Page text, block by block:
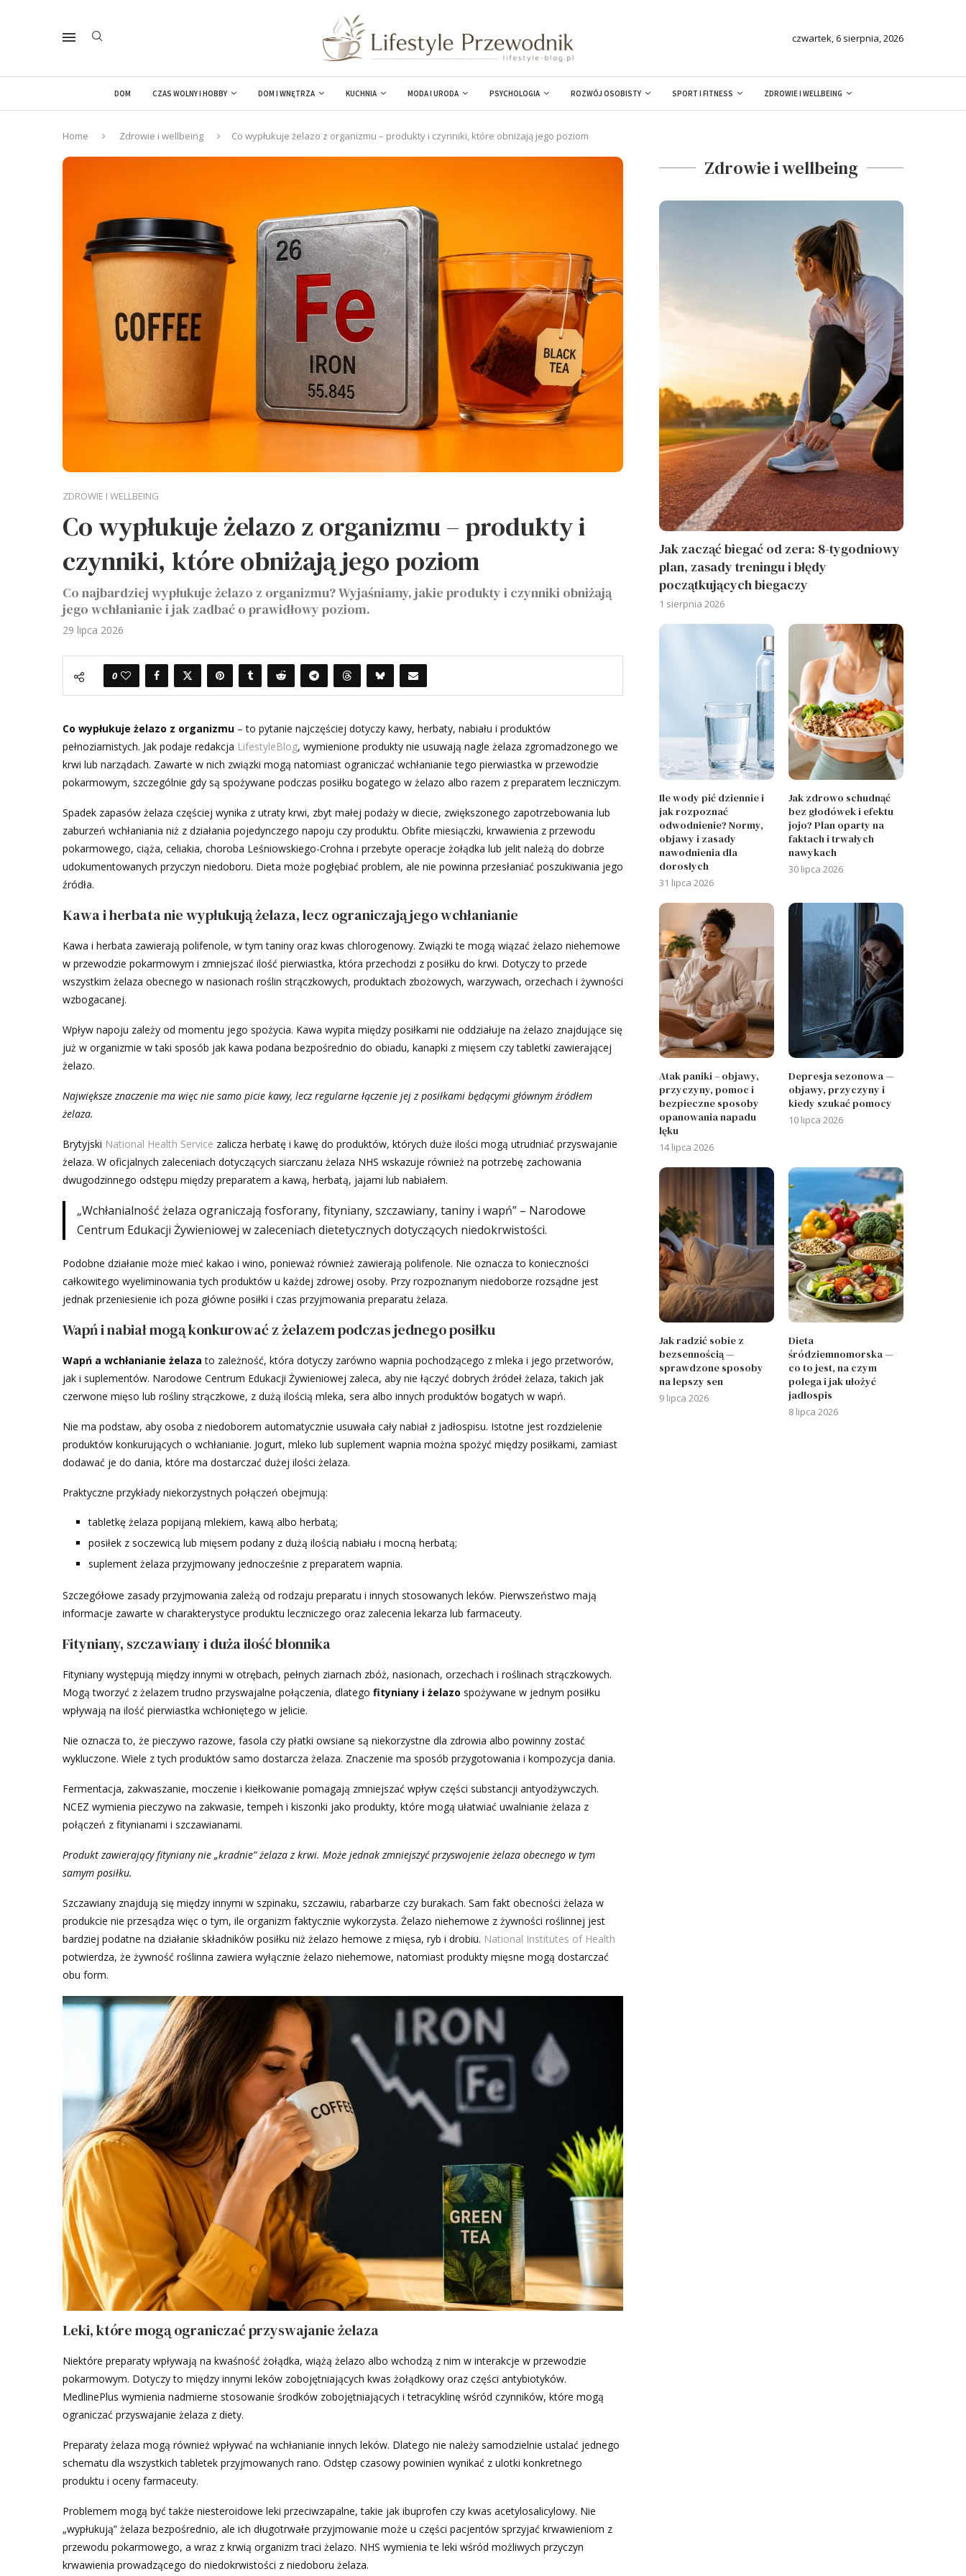
czwartek, 6 sierpnia, 2026
DOM CZAS WOLNY I HOBBY DOM I WNĘTRZA KUCHNIA MODA I URODA PSYCHOLOGIA ROZWÓJ OSOBISTY SPORT I FITNESS ZDROWIE I WELLBEING
Home Zdrowie i wellbeing Co wypłukuje żelazo z organizmu – produkty i czynniki, które obniżają jego poziom
ZDROWIE I WELLBEING
Co wypłukuje żelazo z organizmu – produkty i
czynniki, które obniżają jego poziom
Co najbardziej wypłukuje żelazo z organizmu? Wyjaśniamy, jakie produkty i czynniki obniżają
jego wchłanianie i jak zadbać o prawidłowy poziom.
29 lipca 2026
0
Co wypłukuje żelazo z organizmu – to pytanie najczęściej dotyczy kawy, herbaty, nabiału i produktów
pełnoziarnistych. Jak podaje redakcja LifestyleBlog, wymienione produkty nie usuwają nagle żelaza zgromadzonego we
krwi lub narządach. Zawarte w nich związki mogą natomiast ograniczać wchłanianie tego pierwiastka w przewodzie
pokarmowym, szczególnie gdy są spożywane podczas posiłku bogatego w żelazo albo razem z preparatem leczniczym.
Spadek zapasów żelaza częściej wynika z utraty krwi, zbyt małej podaży w diecie, zwiększonego zapotrzebowania lub
zaburzeń wchłaniania niż z działania pojedynczego napoju czy produktu. Obfite miesiączki, krwawienia z przewodu
pokarmowego, ciąża, celiakia, choroba Leśniowskiego-Crohna i przebyte operacje żołądka lub jelit należą do dobrze
udokumentowanych przyczyn niedoboru. Dieta może pogłębiać problem, ale nie powinna przesłaniać poszukiwania jego
źródła.
Kawa i herbata nie wypłukują żelaza, lecz ograniczają jego wchłanianie
Kawa i herbata zawierają polifenole, w tym taniny oraz kwas chlorogenowy. Związki te mogą wiązać żelazo niehemowe
w przewodzie pokarmowym i zmniejszać ilość pierwiastka, która przechodzi z posiłku do krwi. Dotyczy to przede
wszystkim żelaza obecnego w nasionach roślin strączkowych, produktach zbożowych, warzywach, orzechach i żywności
wzbogacanej.
Wpływ napoju zależy od momentu jego spożycia. Kawa wypita między posiłkami nie oddziałuje na żelazo znajdujące się
już w organizmie w taki sposób jak kawa podana bezpośrednio do obiadu, kanapki z mięsem czy tabletki zawierającej
żelazo.
Największe znaczenie ma więc nie samo picie kawy, lecz regularne łączenie jej z posiłkami będącymi głównym źródłem
żelaza.
Brytyjski National Health Service zalicza herbatę i kawę do produktów, których duże ilości mogą utrudniać przyswajanie
żelaza. W oficjalnych zaleceniach dotyczących siarczanu żelaza NHS wskazuje również na potrzebę zachowania
dwugodzinnego odstępu między preparatem a kawą, herbatą, jajami lub nabiałem.
„Wchłanialność żelaza ograniczają fosforany, fityniany, szczawiany, taniny i wapń” – Narodowe
Centrum Edukacji Żywieniowej w zaleceniach dietetycznych dotyczących niedokrwistości.
Podobne działanie może mieć kakao i wino, ponieważ również zawierają polifenole. Nie oznacza to konieczności
całkowitego wyeliminowania tych produktów u każdej zdrowej osoby. Przy rozpoznanym niedoborze rozsądne jest
jednak przeniesienie ich poza główne posiłki i czas przyjmowania preparatu żelaza.
Wapń i nabiał mogą konkurować z żelazem podczas jednego posiłku
Wapń a wchłanianie żelaza to zależność, która dotyczy zarówno wapnia pochodzącego z mleka i jego przetworów,
jak i suplementów. Narodowe Centrum Edukacji Żywieniowej zaleca, aby nie łączyć dobrych źródeł żelaza, takich jak
czerwone mięso lub rośliny strączkowe, z dużą ilością mleka, sera albo innych produktów bogatych w wapń.
Nie ma podstaw, aby osoba z niedoborem automatycznie usuwała cały nabiał z jadłospisu. Istotne jest rozdzielenie
produktów konkurujących o wchłanianie. Jogurt, mleko lub suplement wapnia można spożyć między posiłkami, zamiast
dodawać je do dania, które ma dostarczać dużej ilości żelaza.
Praktyczne przykłady niekorzystnych połączeń obejmują:
tabletkę żelaza popijaną mlekiem, kawą albo herbatą;
posiłek z soczewicą lub mięsem podany z dużą ilością nabiału i mocną herbatą;
suplement żelaza przyjmowany jednocześnie z preparatem wapnia.
Szczegółowe zasady przyjmowania zależą od rodzaju preparatu i innych stosowanych leków. Pierwszeństwo mają
informacje zawarte w charakterystyce produktu leczniczego oraz zalecenia lekarza lub farmaceuty.
Fityniany, szczawiany i duża ilość błonnika
Fityniany występują między innymi w otrębach, pełnych ziarnach zbóż, nasionach, orzechach i roślinach strączkowych.
Mogą tworzyć z żelazem trudno przyswajalne połączenia, dlatego fityniany i żelazo spożywane w jednym posiłku
wpływają na ilość pierwiastka wchłoniętego w jelicie.
Nie oznacza to, że pieczywo razowe, fasola czy płatki owsiane są niekorzystne dla zdrowia albo powinny zostać
wykluczone. Wiele z tych produktów samo dostarcza żelaza. Znaczenie ma sposób przygotowania i kompozycja dania.
Fermentacja, zakwaszanie, moczenie i kiełkowanie pomagają zmniejszać wpływ części substancji antyodżywczych.
NCEZ wymienia pieczywo na zakwasie, tempeh i kiszonki jako produkty, które mogą ułatwiać uwalnianie żelaza z
połączeń z fitynianami i szczawianami.
Produkt zawierający fityniany nie „kradnie” żelaza z krwi. Może jednak zmniejszyć przyswojenie żelaza obecnego w tym
samym posiłku.
Szczawiany znajdują się między innymi w szpinaku, szczawiu, rabarbarze czy burakach. Sam fakt obecności żelaza w
produkcie nie przesądza więc o tym, ile organizm faktycznie wykorzysta. Żelazo niehemowe z żywności roślinnej jest
bardziej podatne na działanie składników posiłku niż żelazo hemowe z mięsa, ryb i drobiu. National Institutes of Health
potwierdza, że żywność roślinna zawiera wyłącznie żelazo niehemowe, natomiast produkty mięsne mogą dostarczać
obu form.
Leki, które mogą ograniczać przyswajanie żelaza
Niektóre preparaty wpływają na kwaśność żołądka, wiążą żelazo albo wchodzą z nim w interakcje w przewodzie
pokarmowym. Dotyczy to między innymi leków zobojętniających kwas żołądkowy oraz części antybiotyków.
MedlinePlus wymienia nadmierne stosowanie środków zobojętniających i tetracyklinę wśród czynników, które mogą
ograniczać przyswajanie żelaza z diety.
Preparaty żelaza mogą również wpływać na wchłanianie innych leków. Dlatego nie należy samodzielnie ustalać jednego
schematu dla wszystkich tabletek przyjmowanych rano. Odstęp czasowy powinien wynikać z ulotki konkretnego
produktu i oceny farmaceuty.
Problemem mogą być także niesteroidowe leki przeciwzapalne, takie jak ibuprofen czy kwas acetylosalicylowy. Nie
„wypłukują” żelaza bezpośrednio, ale ich długotrwałe przyjmowanie może u części pacjentów sprzyjać krwawieniom z
przewodu pokarmowego, a wraz z krwią organizm traci żelazo. NHS wymienia te leki wśród możliwych przyczyn
krwawienia prowadzącego do niedokrwistości z niedoboru żelaza.
Zdrowie i wellbeing
Jak zacząć biegać od zera: 8-tygodniowy
plan, zasady treningu i błędy
początkujących biegaczy
1 sierpnia 2026
Ile wody pić dziennie i
jak rozpoznać
odwodnienie? Normy,
objawy i zasady
nawodnienia dla
dorosłych
31 lipca 2026
Jak zdrowo schudnąć
bez głodówek i efektu
jojo? Plan oparty na
faktach i trwałych
nawykach
30 lipca 2026
Atak paniki – objawy,
przyczyny, pomoc i
bezpieczne sposoby
opanowania napadu
lęku
14 lipca 2026
Depresja sezonowa —
objawy, przyczyny i
kiedy szukać pomocy
10 lipca 2026
Jak radzić sobie z
bezsennością —
sprawdzone sposoby
na lepszy sen
9 lipca 2026
Dieta
śródziemnomorska —
co to jest, na czym
polega i jak ułożyć
jadłospis
8 lipca 2026